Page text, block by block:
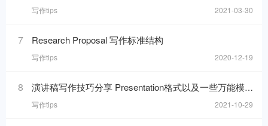
写作tips 2021-03-30
7 Research Proposal 写作标准结构
写作tips 2020-12-19
8 演讲稿写作技巧分享 Presentation格式以及一些万能模板句分享
写作tips 2021-10-29